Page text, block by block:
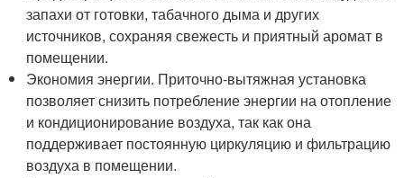
запахи от готовки, табачного дыма и других
источников, сохраняя свежесть и приятный аромат в
помещении.
Экономия энергии. Приточно-вытяжная установка
позволяет снизить потребление энергии на отопление
и кондиционирование воздуха, так как она
поддерживает постоянную циркуляцию и фильтрацию
воздуха в помещении.